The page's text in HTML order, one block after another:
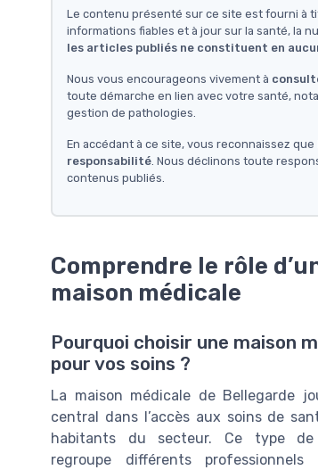
Le contenu présenté sur ce site est fourni à
informations fiables et à jour sur la santé, la
les articles publiés ne constituent en
Nous vous encourageons vivement à
toute démarche en lien avec votre santé,
gestion de pathologies.
En accédant à ce site, vous reconnaissez que
responsabilité. Nous déclinons toute
contenus publiés.
Comprendre le rôle
maison médicale
Pourquoi choisir une maison
pour vos soins ?
La maison médicale de Bellegarde
central dans l’accès aux soins de
habitants du secteur. Ce type
regroupe différents professionnels